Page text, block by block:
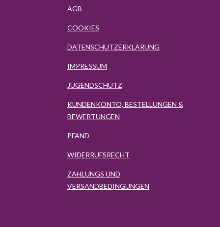
AGB
COOKIES
DATENSCHUTZERKLÄRUNG
IMPRESSUM
JUGENDSCHUTZ
KUNDENKONTO, BESTELLUNGEN &
BEWERTUNGEN
PFAND
WIDERRUFSRECHT
ZAHLUNGS UND
VERSANDBEDINGUNGEN